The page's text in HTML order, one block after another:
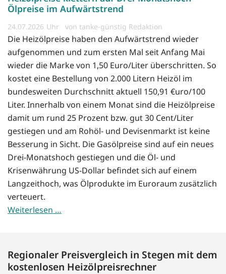
Ölpreise im Aufwärtstrend
24.07.2026 von tanke-günstig Redaktion
Die Heizölpreise haben den Aufwärtstrend wieder
aufgenommen und zum ersten Mal seit Anfang Mai
wieder die Marke von 1,50 Euro/Liter überschritten. So
kostet eine Bestellung von 2.000 Litern Heizöl im
bundesweiten Durchschnitt aktuell 150,91 €uro/100
Liter. Innerhalb von einem Monat sind die Heizölpreise
damit um rund 25 Prozent bzw. gut 30 Cent/Liter
gestiegen und am Rohöl- und Devisenmarkt ist keine
Besserung in Sicht. Die Gasölpreise sind auf ein neues
Drei-Monatshoch gestiegen und die Öl- und
Krisenwährung US-Dollar befindet sich auf einem
Langzeithoch, was Ölprodukte im Euroraum zusätzlich
verteuert.
Weiterlesen …
Regionaler Preisvergleich in Stegen mit dem
kostenlosen Heizölpreisrechner